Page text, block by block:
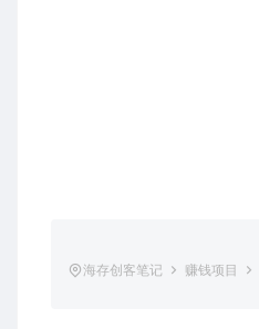
海存创客笔记 赚钱项目